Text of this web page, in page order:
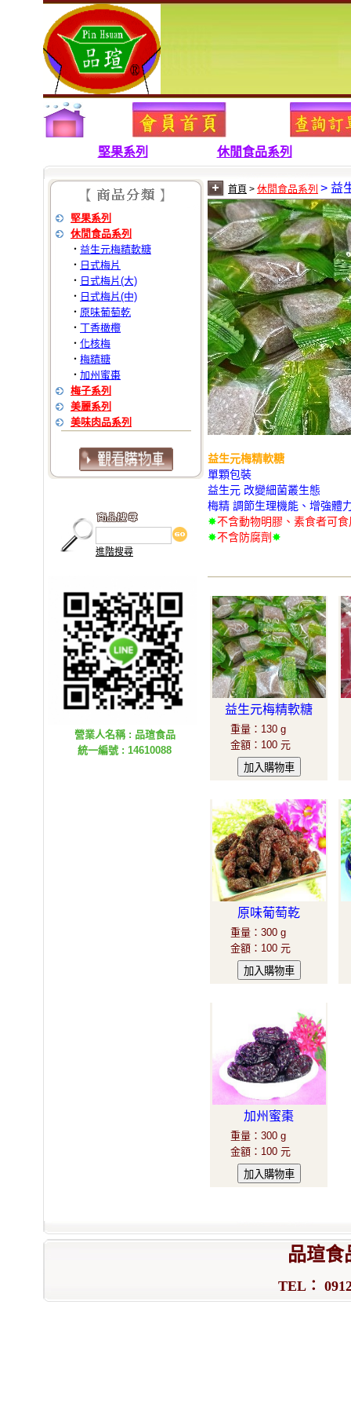
堅果系列 休閒食品系列
堅果系列
休閒食品系列
‧ 益生元梅精軟糖
‧ 日式梅片
‧ 日式梅片(大)
‧ 日式梅片(中)
‧ 原味葡萄乾
‧ 丁香橄欖
‧ 化核梅
‧ 梅精糖
‧ 加州蜜棗
梅子系列
美麗系列
美味肉品系列
進階搜尋
營業人名稱 : 品瑄食品
統一編號 : 14610088
首頁 > 休閒食品系列 > 益
益生元梅精軟糖
單顆包裝
益生元 改變細菌叢生態
梅精 調節生理機能、增強體
✸不含動物明膠、素食者可
✸不含防腐劑 ✸
益生元梅精軟糖
重量： 130 g
金額： 100 元
原味葡萄乾
重量： 300 g
金額： 100 元
加州蜜棗
重量： 300 g
金額： 100 元
品瑄
TEL：